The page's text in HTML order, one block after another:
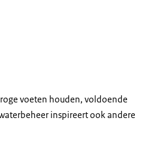
voeten houden, voldoende
inspireert ook andere